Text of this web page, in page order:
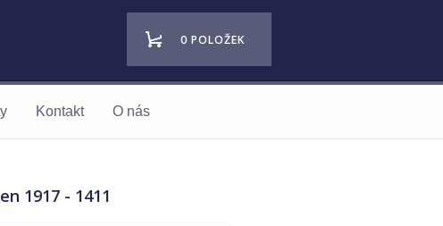
0 POLOŽEK
Kontakt O nás
1917 - 1411